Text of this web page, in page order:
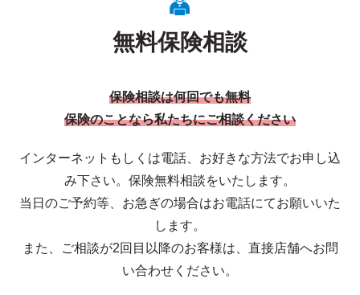
無料保険相談
保険相談は何回でも無料
保険のことなら私たちにご相談ください
インターネットもしくは電話、お好きな方法でお申し込
み下さい。保険無料相談をいたします。
当日のご予約等、お急ぎの場合はお電話にてお願いいた
します。
また、ご相談が2回目以降のお客様は、直接店舗へお問
い合わせください。